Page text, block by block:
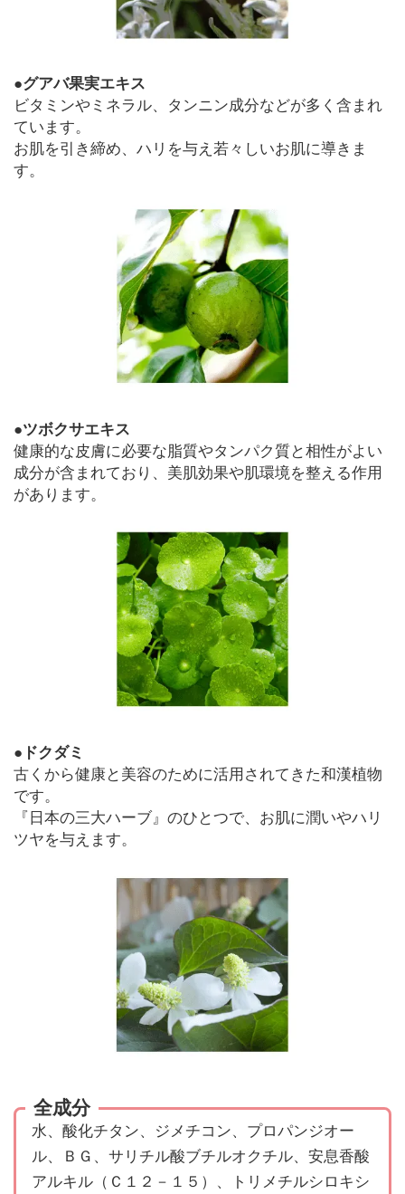
●グアバ果実エキス
ビタミンやミネラル、タンニン成分などが多く含まれ
ています。
お肌を引き締め、ハリを与え若々しいお肌に導きま
す。
●ツボクサエキス
健康的な皮膚に必要な脂質やタンパク質と相性がよい
成分が含まれており、美肌効果や肌環境を整える作用
があります。
●ドクダミ
古くから健康と美容のために活用されてきた和漢植物
です。
『日本の三大ハーブ』のひとつで、お肌に潤いやハリ
ツヤを与えます。
全成分
水、酸化チタン、ジメチコン、プロパンジオー
ル、ＢＧ、サリチル酸ブチルオクチル、安息香酸
アルキル（Ｃ１２－１５）、トリメチルシロキシ